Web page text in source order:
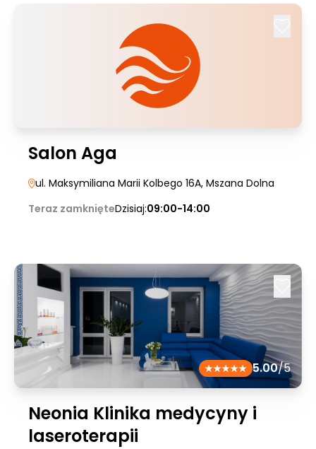
Salon Aga
ul. Maksymiliana Marii Kolbego 16A, Mszana Dolna
Teraz zamknięteDzisiaj:09:00-14:00
5.00/5
Neonia Klinika medycyny i
laseroterapii